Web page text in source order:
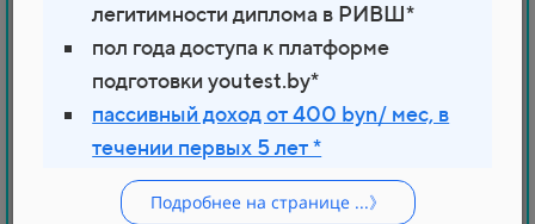
ОТДЕЛ КАДРОВ И ОБУЧЕНИЕ
легитимности диплома в РИВШ*
пол года доступа к платформе
подготовки youtest.by*
пассивный доход от 400 byn/ мес, в
течении первых 5 лет *
Подробнее на странице ...》